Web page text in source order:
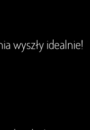
wyszły idealnie!